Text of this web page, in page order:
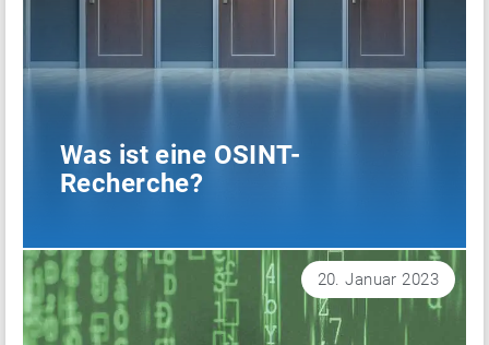
Was ist eine OSINT-
Recherche?
20. Januar 2023